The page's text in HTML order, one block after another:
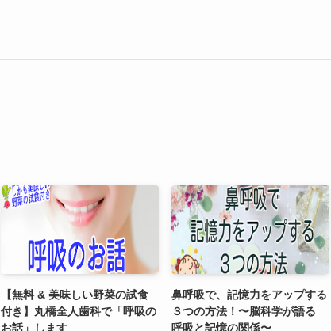
【無料 & 美味しい野菜の試食
付き】丸橋全人歯科で「呼吸の
お話」します
鼻呼吸で、記憶力をアップする
３つの方法！〜脳科学が語る
呼吸と記憶の関係〜